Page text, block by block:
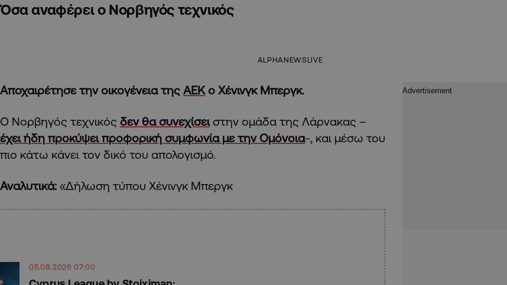
Όσα αναφέρει ο Νορβηγός τεχνικός
ALPHANEWSLIVE
Αποχαιρέτησε την οικογένεια της ΑΕΚο Χένινγκ Μπεργκ.
Ο Νορβηγός τεχνικός δεν θα συνεχίσειστην ομάδα της Λάρνακας –
έχει ήδη προκύψει προφορική συμφωνία με την Ομόνοια-, και μέσω του
πιο κάτω κάνει τον δικό του απολογισμό.
Αναλυτικά: «Δήλωση τύπου Χένινγκ Μπεργκ
05.08.2026 07:00